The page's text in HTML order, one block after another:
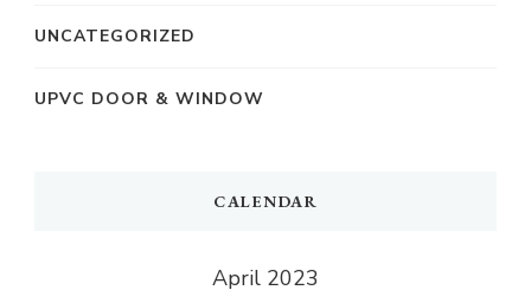
UNCATEGORIZED
UPVC DOOR & WINDOW
CALENDAR
April 2023